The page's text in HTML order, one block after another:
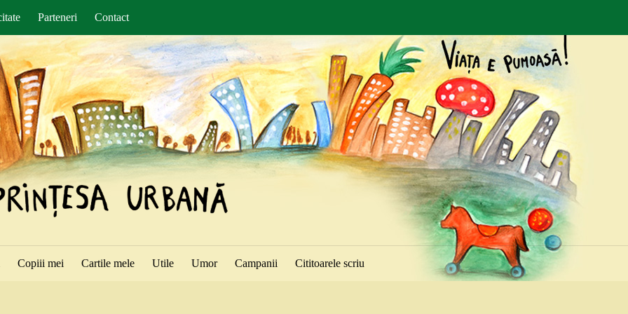
Parteneri Contact
Copiii mei Cartile mele Utile Umor Campanii Cititoarele scriu